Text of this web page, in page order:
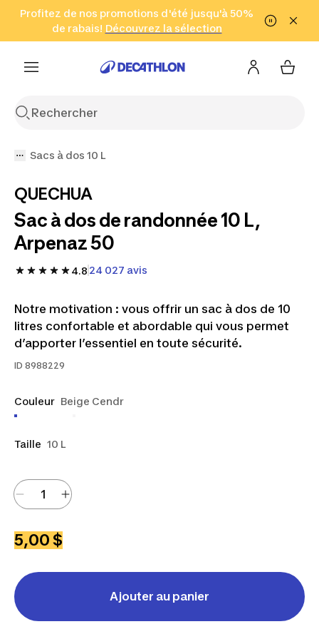
Aller à la recherche Aller au contenu Aller au pied de
Profitez de nos promotions d'été jusqu'à 50%
de rabais! Découvrez la sélection
Cliquez ici
en seulement 2 h!
(Zones sélectionnées)
Sacs à dos 10 L
QUECHUA
Sac à dos de randonnée 10 L,
Arpenaz 50
4.8 24 027 avis
Notre motivation : vous offrir un sac à dos de 10
litres confortable et abordable qui vous permet
d’apporter l’essentiel en toute sécurité.
ID 8988229
Couleur Beige Cendr
Taille 10 L
5,00 $
Ajouter au panier